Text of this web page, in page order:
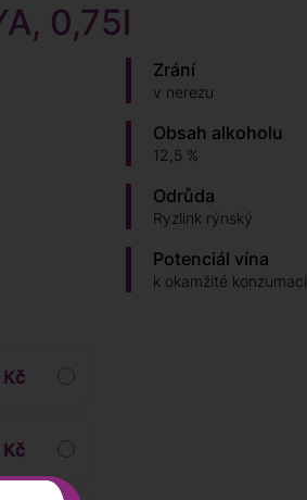
0,75l
Kč
Zrání
v nerezu
Obsah alkoholu
12,5 %
Odrůda
Ryzlink rýnský
Potenciál vína
k okamžité konzumaci